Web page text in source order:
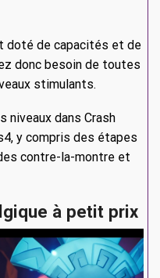
doté de capacités et de
donc besoin de toutes
stimulants.
dans Crash
y compris des étapes
contre-la-montre et
à petit prix